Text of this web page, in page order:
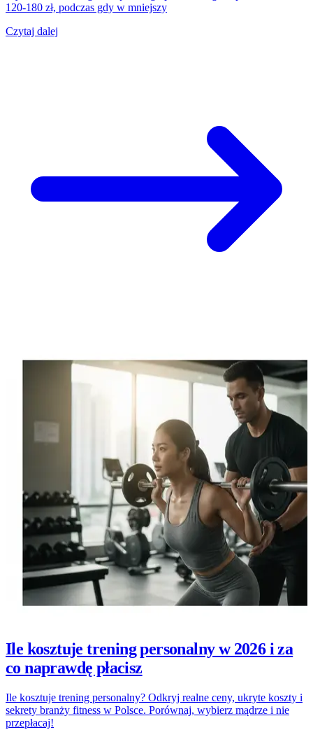
120-180 zł, podczas gdy w mniejszy
Czytaj dalej
Ile kosztuje trening personalny w 2026 i za
co naprawdę płacisz
Ile kosztuje trening personalny? Odkryj realne ceny, ukryte koszty i
sekrety branży fitness w Polsce. Porównaj, wybierz mądrze i nie
przepłacaj!